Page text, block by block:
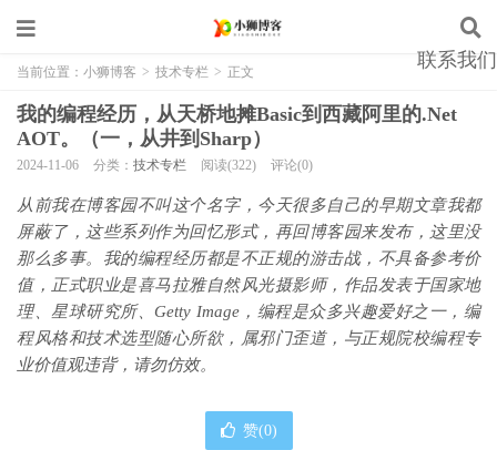
联系我们
当前位置： 小狮博客 > 技术专栏 > 正文
我的编程经历，从天桥地摊Basic到西藏阿里的.Net
AOT。（一，从井到Sharp）
2024-11-06 分类： 技术专栏 阅读(322) 评论(0)
从前我在博客园不叫这个名字，今天很多自己的早期文章我都
屏蔽了，这些系列作为回忆形式，再回博客园来发布，这里没
那么多事。我的编程经历都是不正规的游击战，不具备参考价
值，正式职业是喜马拉雅自然风光摄影师，作品发表于国家地
理、星球研究所、Getty Image，编程是众多兴趣爱好之一，编
程风格和技术选型随心所欲，属邪门歪道，与正规院校编程专
业价值观违背，请勿仿效。
赞(0)